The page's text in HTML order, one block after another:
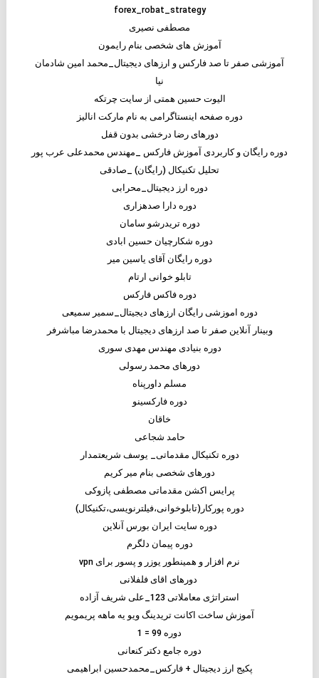
forex_robat_strategy
مصطفی نصیری
آموزش های شخصی بنام رایمون
آموزشی صفر تا صد فارکس و ارزهای دیجیتال_محمد امین شادمان
نیا
الیوت حسین همتی از سایت چرتکه
دوره صفحه اینستاگرامی به نام مارکت انالیز
دورهای رضا درخشی بدون قفل
دوره رایگان و کاربردی آموزش فارکس _مهندس محمدعلی عرب پور
تحلیل تکنیکال (رایگان) _صادقی
دوره ارز دیجیتال_محرابی
دوره دارا صدهزاری
دوره تریدرشو سامان
دوره شکارچیان حسین ابادی
دوره رایگان آقای یاسین میر
تابلو خوانی ارتام
دوره فاکس فارکس
دوره اموزشی رایگان ارزهای دیجیتال_سمیر سمیعی
وبینار آنلاین صفر تا صد ارزهای دیجیتال با محمدرضا مباشرفر
دوره بنیادی مهندس مهدی سوری
دورهای محمد رسولی
مسلم داورپناه
دوره فارکسینو
خاقان
حامد شجاعی
دوره تکنیکال مقدماتی_ یوسف شریعتمدار
دورهای شخصی بنام میر کریم
پرایس اکشن مقدماتی مصطفی پازوکی
دوره پورکار(تابلوخوانی،فیلترنویسی،تکنیکال)
دوره سایت ایران بورس آنلاین
دوره پیمان دلگرم
نرم افزار و همینطور یوزر و پسور برای vpn
دورهای اقای فلفلانی
استراتژی معاملاتی 123_علی شریف آزاده
آموزش ساخت اکانت تریدینگ ویو یه ماهه پریمویم
دوره 99 = 1
دوره جامع دکتر کنعانی
پکیج ارز دیجیتال + فارکس_محمدحسین ابراهیمی